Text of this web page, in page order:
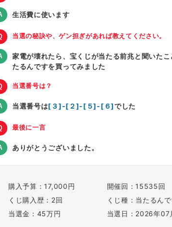
生活費に使います
当選の秘訣や、ゲン担ぎがあれば教えてください。
家電が壊れたら、宝くじが当たる前兆と聞いた
たるんですを買ってみました
当選番号は？
当選番号は[３]-[２]-[５]-[６]でした
最後に一言
ありがとうございました。
購入予算：17,000円
くじ購入歴：2回
当選金：45万円
開催回：15535回
くじ種：当たるんで
当選日：2026年07